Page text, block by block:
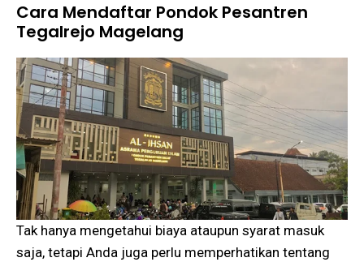
Cara Mendaftar Pondok Pesantren
Tegalrejo Magelang
Tak hanya mengetahui biaya ataupun syarat masuk
saja, tetapi Anda juga perlu memperhatikan tentang